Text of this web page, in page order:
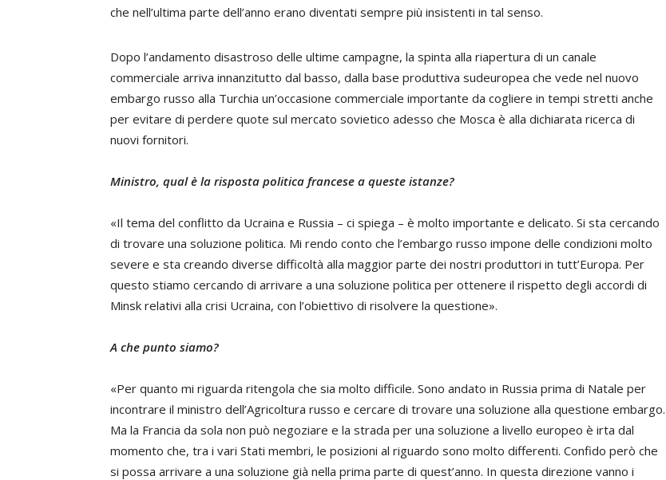
che nell’ultima parte dell’anno erano diventati sempre più insistenti in tal senso.
Dopo l’andamento disastroso delle ultime campagne, la spinta alla riapertura di un canale
commerciale arriva innanzitutto dal basso, dalla base produttiva sudeuropea che vede nel nuovo
embargo russo alla Turchia un’occasione commerciale importante da cogliere in tempi stretti anche
per evitare di perdere quote sul mercato sovietico adesso che Mosca è alla dichiarata ricerca di
nuovi fornitori.
Ministro, qual è la risposta politica francese a queste istanze?
«Il tema del conflitto da Ucraina e Russia – ci spiega – è molto importante e delicato. Si sta cercando
di trovare una soluzione politica. Mi rendo conto che l’embargo russo impone delle condizioni molto
severe e sta creando diverse difficoltà alla maggior parte dei nostri produttori in tutt’Europa. Per
questo stiamo cercando di arrivare a una soluzione politica per ottenere il rispetto degli accordi di
Minsk relativi alla crisi Ucraina, con l’obiettivo di risolvere la questione».
A che punto siamo?
«Per quanto mi riguarda ritengola che sia molto difficile. Sono andato in Russia prima di Natale per
incontrare il ministro dell’Agricoltura russo e cercare di trovare una soluzione alla questione embargo.
Ma la Francia da sola non può negoziare e la strada per una soluzione a livello europeo è irta dal
momento che, tra i vari Stati membri, le posizioni al riguardo sono molto differenti. Confido però che
si possa arrivare a una soluzione già nella prima parte di quest’anno. In questa direzione vanno i